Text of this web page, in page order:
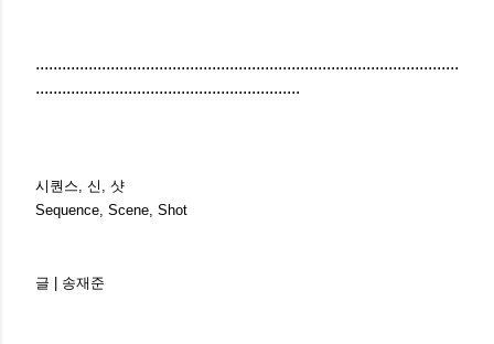
................................................................................................
............................................................
시퀀스, 신, 샷
Sequence, Scene, Shot
글 | 송재준